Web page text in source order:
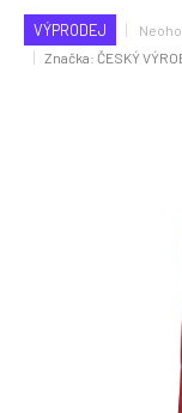
VÝPRODEJ
Značka: ČESKÝ